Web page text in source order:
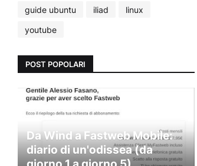
guide ubuntu
iliad
linux
youtube
POST POPOLARI
Da Wind a Fastweb Mobile:
diario di un'odissea (da